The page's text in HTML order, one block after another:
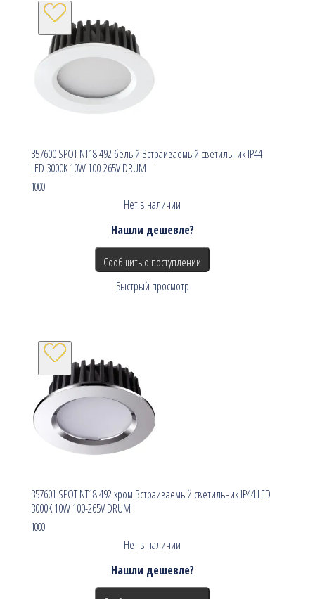
357600 SPOT NT18 492 белый Встраиваемый светильник IP44
LED 3000K 10W 100-265V DRUM
1000
Нет в наличии
Нашли дешевле?
Сообщить о поступлении
Быстрый просмотр
357601 SPOT NT18 492 хром Встраиваемый светильник IP44 LED
3000K 10W 100-265V DRUM
1000
Нет в наличии
Нашли дешевле?